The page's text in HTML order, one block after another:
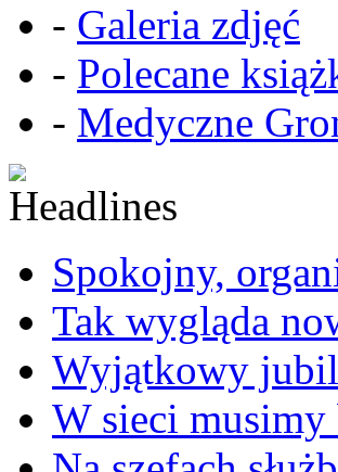
- Galeria zdjęć
- Polecane
- Medyczne
Spokojny,
Tak wygląda
Wyjątkowy
W sieci